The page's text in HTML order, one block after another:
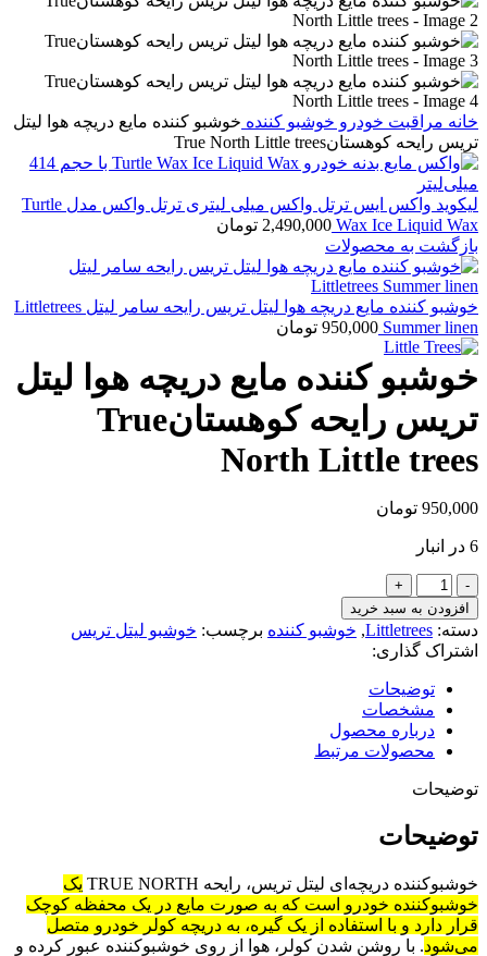
خانه مراقبت خودرو خوشبو کننده خوشبو کننده مایع دریچه هوا لیتل
تریس رایحه کوهستانTrue North Little trees
لیکوید واکس ایس ترتل واکس میلی لیتری ترتل واکس مدل Turtle
Wax Ice Liquid Wax
2,490,000 تومان
بازگشت به محصولات
خوشبو کننده مایع دریچه هوا لیتل تریس رایحه سامر لیتل Littletrees
Summer linen
950,000 تومان
خوشبو کننده مایع دریچه هوا لیتل
تریس رایحه کوهستانTrue
North Little trees
950,000 تومان
6 در انبار
خوشبو
کننده
مایع
دریچه
هوا
لیتل
تریس
رایحه
کوهستانTrue
Little
عدد
افزودن به سبد خرید
دسته: Littletrees
, خوشبو کننده برچسب: خوشبو لیتل تریس
اشتراک گذاری:
توضیحات
مشخصات
درباره محصول
محصولات مرتبط
توضیحات
توضیحات
خوشبوکننده دریچه‌ای لیتل تریس، رایحه TRUE NORTH
یک
خوشبوکننده خودرو است که به صورت مایع در یک محفظه کوچک
قرار دارد و با استفاده از یک گیره، به دریچه کولر خودرو متصل
می‌شود. با روشن شدن کولر، هوا از روی خوشبوکننده عبور کرده و